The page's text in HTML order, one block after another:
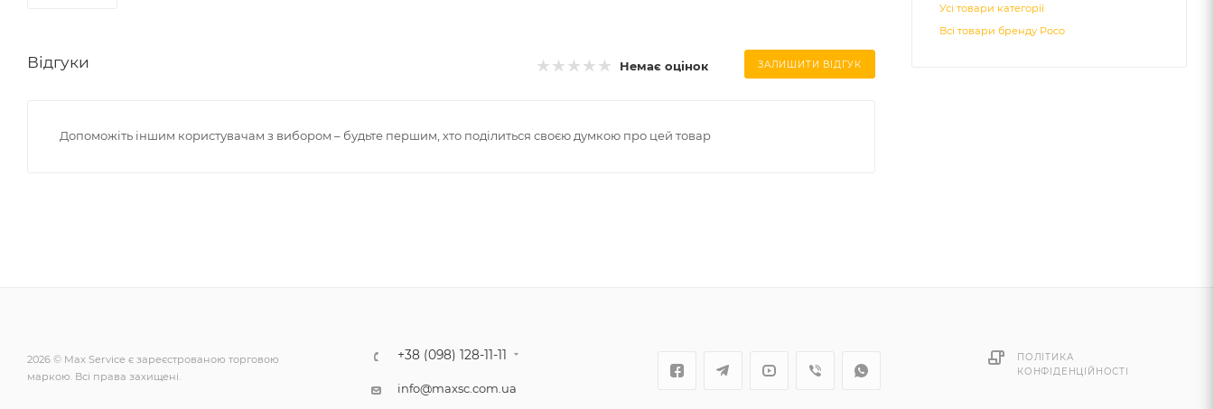
Відгуки Немає оцінок ЗАЛИШИТИ ВІДГУК
Допоможіть іншим користувачам з вибором – будьте першим, хто поділиться своєю думкою про цей товар
Усі товари категорії
Всі товари бренду Poco
2026 © Max Service є зареєстрованою торговою
маркою. Всі права захищені.
+38 (098) 128-11-11
info@maxsc.com.ua
ПОЛІТИКА
КОНФІДЕНЦІЙНОСТІ